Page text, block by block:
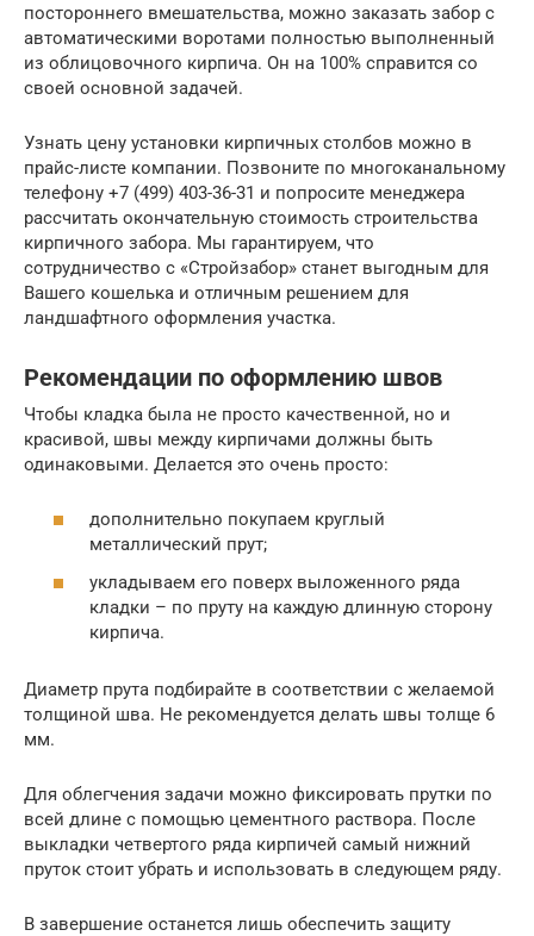
постороннего вмешательства, можно заказать забор с
автоматическими воротами полностью выполненный
из облицовочного кирпича. Он на 100% справится со
своей основной задачей.
Узнать цену установки кирпичных столбов можно в
прайс-листе компании. Позвоните по многоканальному
телефону +7 (499) 403-36-31 и попросите менеджера
рассчитать окончательную стоимость строительства
кирпичного забора. Мы гарантируем, что
сотрудничество с «Стройзабор» станет выгодным для
Вашего кошелька и отличным решением для
ландшафтного оформления участка.
Рекомендации по оформлению швов
Чтобы кладка была не просто качественной, но и
красивой, швы между кирпичами должны быть
одинаковыми. Делается это очень просто:
дополнительно покупаем круглый
металлический прут;
укладываем его поверх выложенного ряда
кладки – по пруту на каждую длинную сторону
кирпича.
Диаметр прута подбирайте в соответствии с желаемой
толщиной шва. Не рекомендуется делать швы толще 6
мм.
Для облегчения задачи можно фиксировать прутки по
всей длине с помощью цементного раствора. После
выкладки четвертого ряда кирпичей самый нижний
пруток стоит убрать и использовать в следующем ряду.
В завершение останется лишь обеспечить защиту